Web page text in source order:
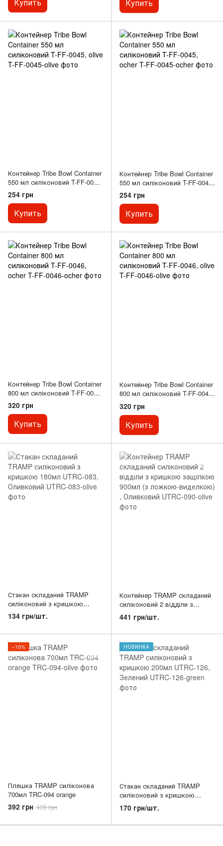
Купить
Контейнер Tribe Bowl Container
550 мл силіконовий T-FF-0045,
olive
254 грн
Купить
Контейнер Tribe Bowl Container
550 мл силіконовий T-FF-0045,
ocher
254 грн
Купить
Контейнер Tribe Bowl Container
800 мл силіконовий T-FF-0046,
ocher
320 грн
Купить
Контейнер Tribe Bowl Container
800 мл силіконовий T-FF-0046,
olive
320 грн
Купить
Стакан складаний TRAMP
силіконовий з кришкою
180мл UTRC-083, Оливковий
134 грн/шт.
Контейнер TRAMP складаний
силіконовий 2 відділи з
кришкою защіпкою 900мл (з
ложкою-виделкою) ,
441 грн/шт.
−10%
Пляшка TRAMP силіконова
700мл TRC-094 orange
392 грн 435 грн
НОВИНКА
Стакан складаний TRAMP
силіконовий з кришкою
200мл UTRC-126, Зелений
170 грн/шт.